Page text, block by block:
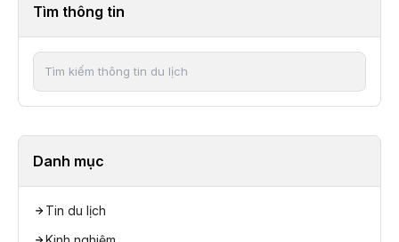
Tìm thông tin
Danh mục
Tin du lịch